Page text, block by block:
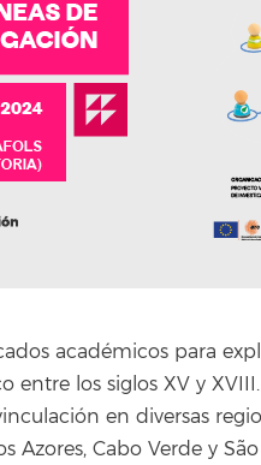
académicos para
los siglos XV y
en diversas
Azores, Cabo Verde y